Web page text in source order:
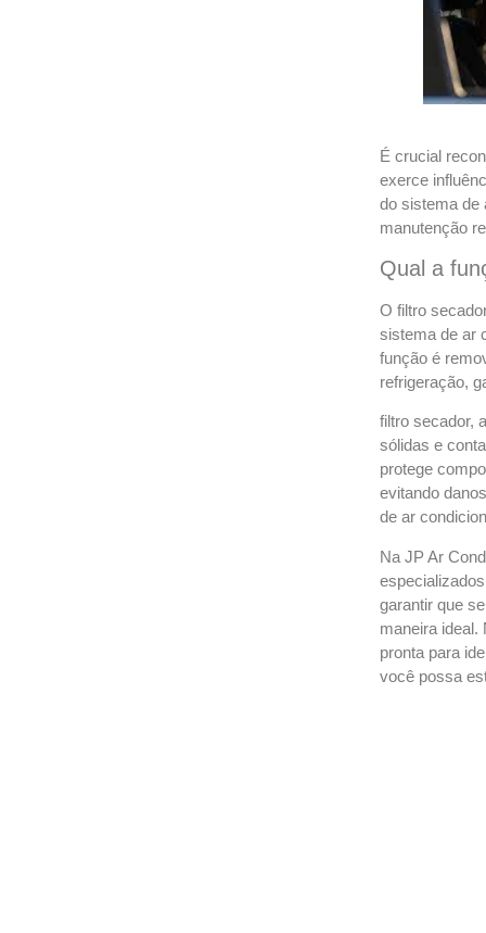
É crucial
exerce
do sistema de
manutenção
Qual a
O filtro
sistema de ar
função é
refrigeração,
filtro secador,
sólidas e
protege
evitando
de ar
Na JP Ar
garantir que
maneira ideal.
pronta para
você possa